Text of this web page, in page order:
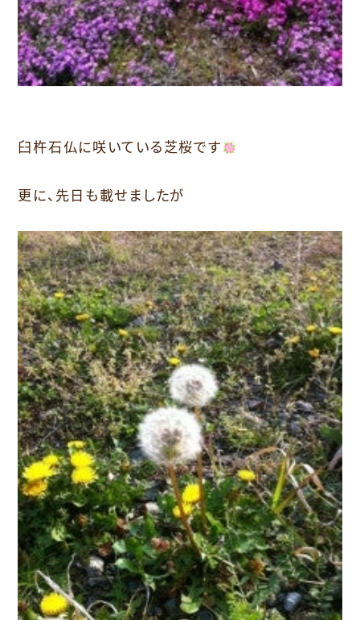
臼杵石仏に咲いている芝桜です
更に、先日も載せましたが